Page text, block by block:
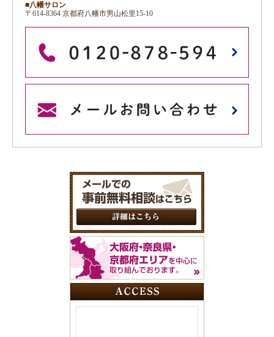
■八幡サロン
〒614-8364 京都府八幡市男山松里15-10